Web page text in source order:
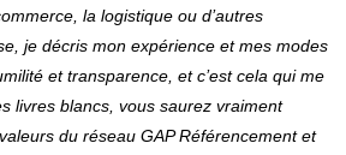
la logistique ou d’autres
je décris mon expérience et mes modes
et transparence, et c’est cela qui me
livres blancs, vous saurez vraiment
du réseau GAP Référencement et